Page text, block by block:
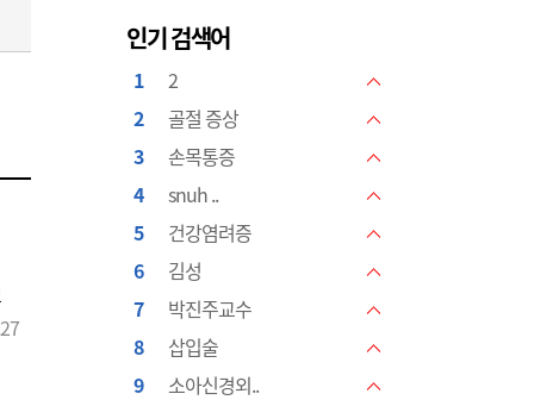
와
인기 검색어
1 2
2
골절 증상
3
손목통증
4
snuh ..
5
건강염려증
6
김성
7
박진주교수
8
삽입술
9
소아신경외..